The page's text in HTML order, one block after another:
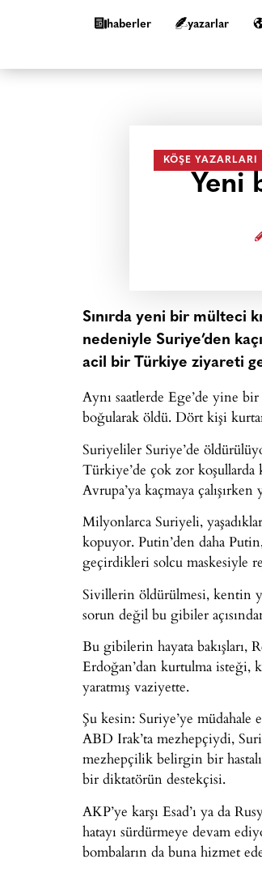
haberler yazarlar
KÖŞE YAZARLARI
Yeni
Sınırda yeni bir mülteci
nedeniyle Suriye’den
acil bir Türkiye ziyareti
Aynı saatlerde Ege’de yine
boğularak öldü. Dört kişi
Suriyeliler Suriye’de
Türkiye’de çok zor koşullarda
Avrupa’ya kaçmaya
Milyonlarca Suriyeli,
kopuyor. Putin’den daha
geçirdikleri solcu maskesiyle
Sivillerin öldürülmesi, kentin
sorun değil bu gibiler
Bu gibilerin hayata bakışları,
Erdoğan’dan kurtulma isteği,
yaratmış vaziyette.
Şu kesin: Suriye’ye
ABD Irak’ta mezhepçiydi,
mezhepçilik belirgin bir
bir diktatörün destekçisi.
AKP’ye karşı Esad’ı ya da
hatayı sürdürmeye devam
bombaların da buna hizmet